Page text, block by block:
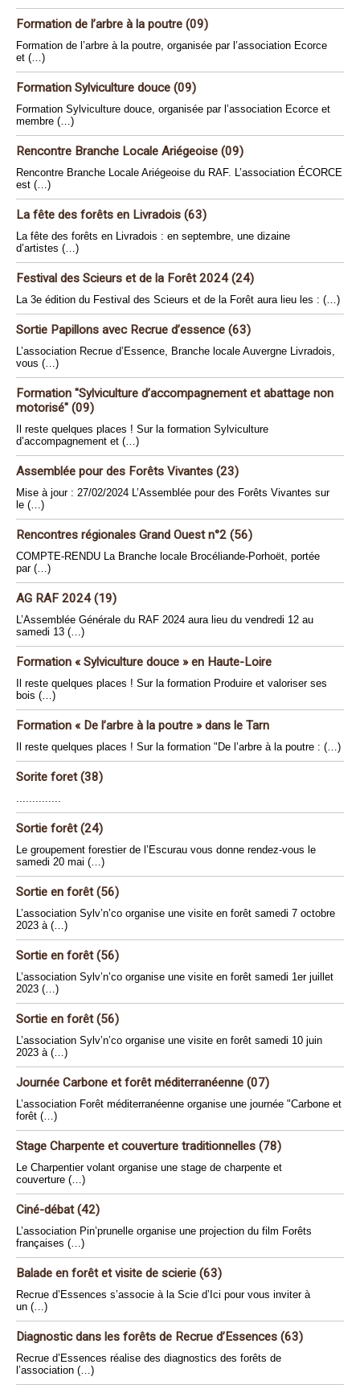
Formation de l’arbre à la poutre (09)
Formation de l’arbre à la poutre, organisée par l’association Ecorce
et (…)
Formation Sylviculture douce (09)
Formation Sylviculture douce, organisée par l’association Ecorce et
membre (…)
Rencontre Branche Locale Ariégeoise (09)
Rencontre Branche Locale Ariégeoise du RAF. L’association ÉCORCE
est (…)
La fête des forêts en Livradois (63)
La fête des forêts en Livradois : en septembre, une dizaine
d’artistes (…)
Festival des Scieurs et de la Forêt 2024 (24)
La 3e édition du Festival des Scieurs et de la Forêt aura lieu les : (…)
Sortie Papillons avec Recrue d’essence (63)
L’association Recrue d’Essence, Branche locale Auvergne Livradois,
vous (…)
Formation "Sylviculture d’accompagnement et abattage non
motorisé" (09)
Il reste quelques places ! Sur la formation Sylviculture
d’accompagnement et (…)
Assemblée pour des Forêts Vivantes (23)
Mise à jour : 27/02/2024 L’Assemblée pour des Forêts Vivantes sur
le (…)
Rencontres régionales Grand Ouest n°2 (56)
COMPTE-RENDU La Branche locale Brocéliande-Porhoët, portée
par (…)
AG RAF 2024 (19)
L’Assemblée Générale du RAF 2024 aura lieu du vendredi 12 au
samedi 13 (…)
Formation « Sylviculture douce » en Haute-Loire
Il reste quelques places ! Sur la formation Produire et valoriser ses
bois (…)
Formation « De l’arbre à la poutre » dans le Tarn
Il reste quelques places ! Sur la formation "De l’arbre à la poutre : (…)
Sorite foret (38)
..............
Sortie forêt (24)
Le groupement forestier de l’Escurau vous donne rendez-vous le
samedi 20 mai (…)
Sortie en forêt (56)
L’association Sylv’n’co organise une visite en forêt samedi 7 octobre
2023 à (…)
Sortie en forêt (56)
L’association Sylv’n’co organise une visite en forêt samedi 1er juillet
2023 (…)
Sortie en forêt (56)
L’association Sylv’n’co organise une visite en forêt samedi 10 juin
2023 à (…)
Journée Carbone et forêt méditerranéenne (07)
L’association Forêt méditerranéenne organise une journée "Carbone et
forêt (…)
Stage Charpente et couverture traditionnelles (78)
Le Charpentier volant organise une stage de charpente et
couverture (…)
Ciné-débat (42)
L’association Pin’prunelle organise une projection du film Forêts
françaises (…)
Balade en forêt et visite de scierie (63)
Recrue d’Essences s’associe à la Scie d’Ici pour vous inviter à
un (…)
Diagnostic dans les forêts de Recrue d’Essences (63)
Recrue d’Essences réalise des diagnostics des forêts de
l’association (…)